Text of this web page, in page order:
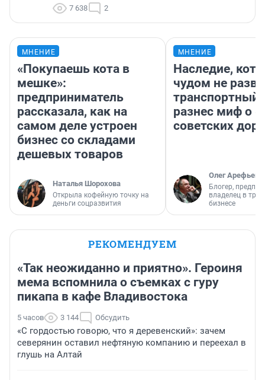
7 638 2
МНЕНИЕ
«Покупаешь кота в
мешке»:
предприниматель
рассказала, как на
самом деле устроен
бизнес со складами
дешевых товаров
Наталья Шорохова
Открыла кофейную точку на
деньги соцразвития
МНЕНИЕ
Наследие,
чудом не
транспортный
разнес миф о
советских
Олег Арефьев
Блогер,
владелец в
бизнесе
РЕКОМЕНДУЕМ
«Так неожиданно и приятно». Героиня
мема вспомнила о съемках с гуру
пикапа в кафе Владивостока
5 часов 3 144 Обсудить
«С гордостью говорю, что я деревенский»: зачем
северянин оставил нефтяную компанию и переехал в
глушь на Алтай